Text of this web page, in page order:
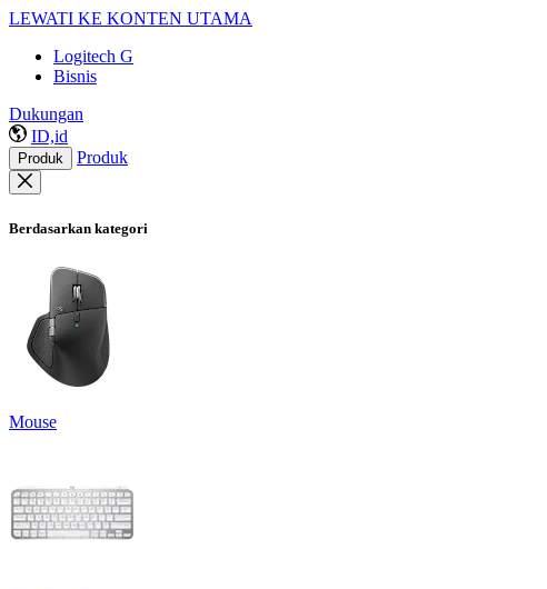
LEWATI KE KONTEN UTAMA
Logitech G
Bisnis
Dukungan
ID,id
Produk Produk
Berdasarkan kategori
Mouse